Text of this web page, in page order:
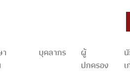
บุคลากร
ผู้
ปกครอง